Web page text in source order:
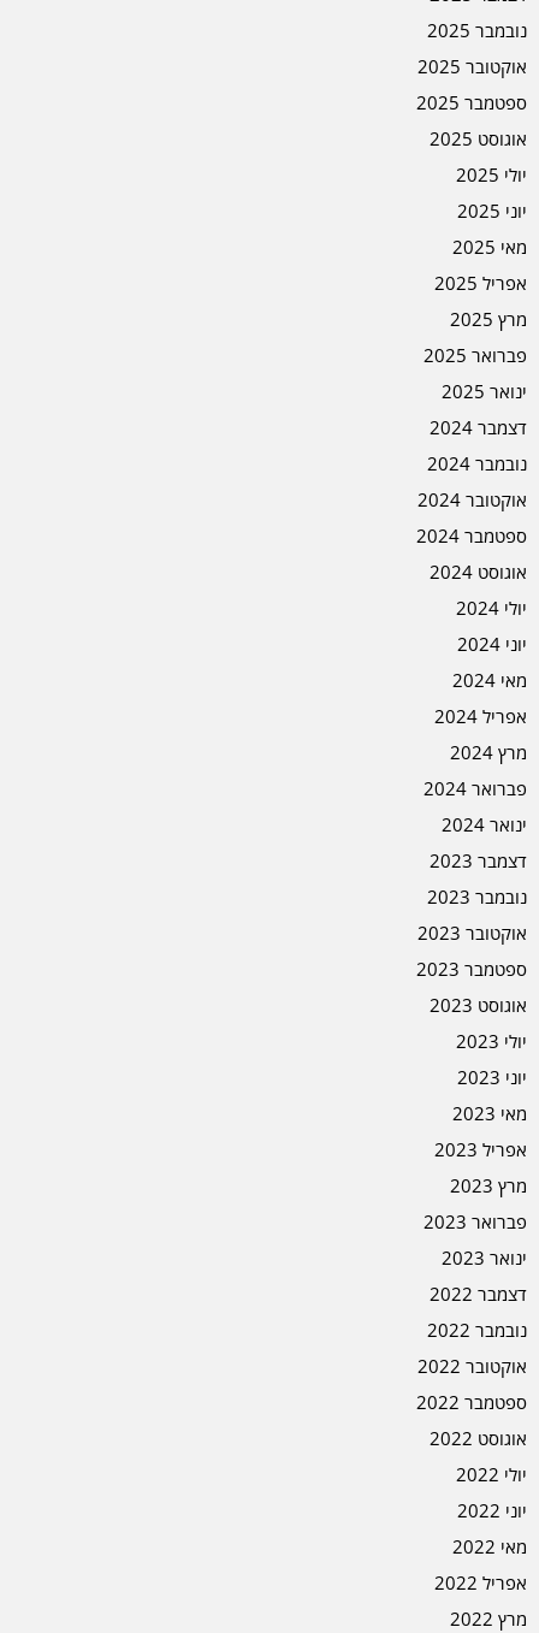
נובמבר 2025
אוקטובר 2025
ספטמבר 2025
אוגוסט 2025
יולי 2025
יוני 2025
מאי 2025
אפריל 2025
מרץ 2025
פברואר 2025
ינואר 2025
דצמבר 2024
נובמבר 2024
אוקטובר 2024
ספטמבר 2024
אוגוסט 2024
יולי 2024
יוני 2024
מאי 2024
אפריל 2024
מרץ 2024
פברואר 2024
ינואר 2024
דצמבר 2023
נובמבר 2023
אוקטובר 2023
ספטמבר 2023
אוגוסט 2023
יולי 2023
יוני 2023
מאי 2023
אפריל 2023
מרץ 2023
פברואר 2023
ינואר 2023
דצמבר 2022
נובמבר 2022
אוקטובר 2022
ספטמבר 2022
אוגוסט 2022
יולי 2022
יוני 2022
מאי 2022
אפריל 2022
מרץ 2022